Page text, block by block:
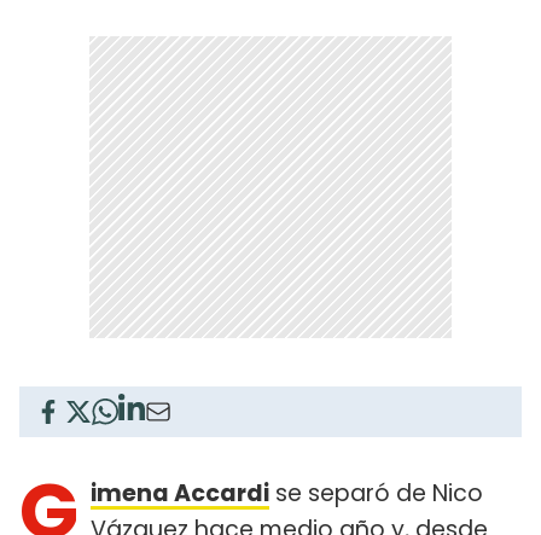
G imena Accardi se separó de Nico